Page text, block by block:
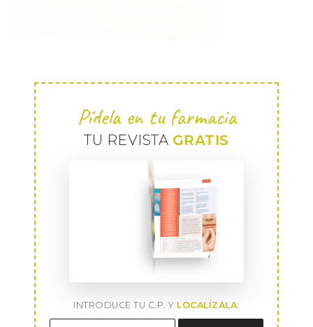
Pídela en tu farmacia
TU REVISTA GRATIS
INTRODUCE TU C.P. Y LOCALÍZALA: